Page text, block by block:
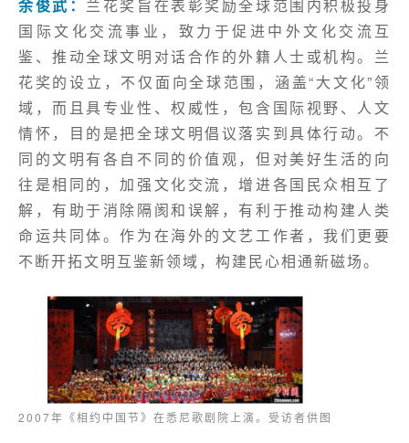
余俊武： 兰花奖旨在表彰奖励全球范围内积极投身
国际文化交流事业，致力于促进中外文化交流互
鉴、推动全球文明对话合作的外籍人士或机构。兰
花奖的设立，不仅面向全球范围，涵盖“大文化”领
域，而且具专业性、权威性，包含国际视野、人文
情怀，目的是把全球文明倡议落实到具体行动。不
同的文明有各自不同的价值观，但对美好生活的向
往是相同的，加强文化交流，增进各国民众相互了
解，有助于消除隔阂和误解，有利于推动构建人类
命运共同体。作为在海外的文艺工作者，我们更要
不断开拓文明互鉴新领域，构建民心相通新磁场。
2007年《相约中国节》在悉尼歌剧院上演。受访者供图